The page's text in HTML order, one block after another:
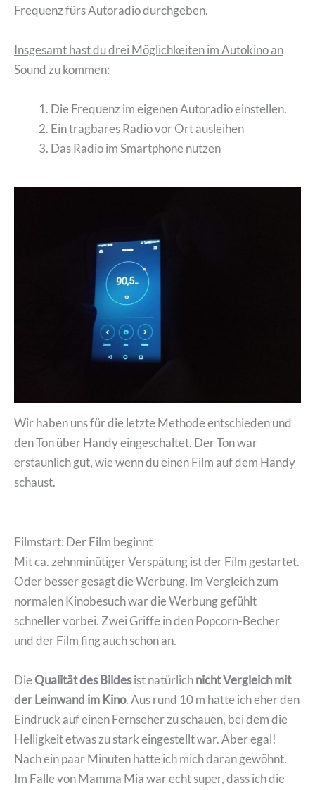
Frequenz fürs Autoradio durchgeben.
Insgesamt hast du drei Möglichkeiten im Autokino an
Sound zu kommen:
Die Frequenz im eigenen Autoradio einstellen.
Ein tragbares Radio vor Ort ausleihen
Das Radio im Smartphone nutzen
Wir haben uns für die letzte Methode entschieden und
den Ton über Handy eingeschaltet. Der Ton war
erstaunlich gut, wie wenn du einen Film auf dem Handy
schaust.
Filmstart: Der Film beginnt
Mit ca. zehnminütiger Verspätung ist der Film gestartet.
Oder besser gesagt die Werbung. Im Vergleich zum
normalen Kinobesuch war die Werbung gefühlt
schneller vorbei. Zwei Griffe in den Popcorn-Becher
und der Film fing auch schon an.
DieQualität des Bildesist natürlichnicht Vergleich mit
der Leinwand im Kino. Aus rund 10 m hatte ich eher den
Eindruck auf einen Fernseher zu schauen, bei dem die
Helligkeit etwas zu stark eingestellt war. Aber egal!
Nach ein paar Minuten hatte ich mich daran gewöhnt.
Im Falle von Mamma Mia war echt super, dass ich die